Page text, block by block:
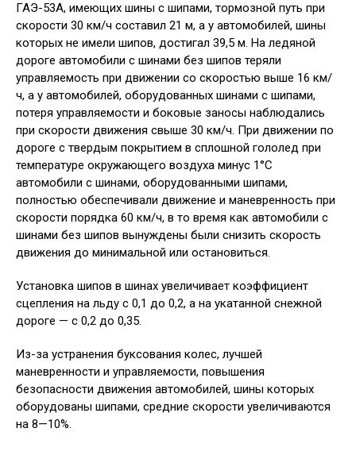
ГАЭ-53А, имеющих шины с шипами, тормозной путь при
скорости 30 км/ч составил 21 м, а у автомобилей, шины
которых не имели шипов, достигал 39,5 м. На ледяной
дороге автомобили с шинами без шипов теряли
управляемость при движении со скоростью выше 16 км/
ч, а у автомобилей, оборудованных шинами с шипами,
потеря управляемости и боковые заносы наблюдались
при скорости движения свыше 30 км/ч. При движении по
дороге с твердым покрытием в сплошной гололед при
температуре окружающего воздуха минус 1°С
автомобили с шинами, оборудованными шипами,
полностью обеспечивали движение и маневренность при
скорости порядка 60 км/ч, в то время как автомобили с
шинами без шипов вынуждены были снизить скорость
движения до минимальной или остановиться.
Установка шипов в шинах увеличивает коэффициент
сцепления на льду с 0,1 до 0,2, а на укатанной снежной
дороге — с 0,2 до 0,35.
Из-за устранения буксования колес, лучшей
маневренности и управляемости, повышения
безопасности движения автомобилей, шины которых
оборудованы шипами, средние скорости увеличиваются
на 8—10%.